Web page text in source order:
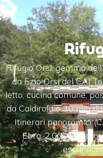
Rifugio Orsi, gemma
da Ezio Orsi del CAI
letto, cucina comune,
da Caldirola o 30 min
Itinerari panoramici
Ebro. 2.000